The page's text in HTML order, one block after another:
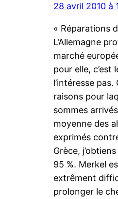
28 avril 2010 à
« Réparations
L’Allemagne
marché
pour elle, c’est
l’intéresse pas.
raisons pour
sommes
moyenne des
exprimés
Grèce,
95 %. Merkel
extrêment
prolonger le